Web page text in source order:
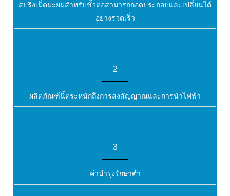
สปริงเม็ดมะยมสำหรับขั้วต่อสามารถถอดประกอบและเปลี่ยนได้
อย่างรวดเร็ว
2
ผลิตภัณฑ์นี้ตระหนักถึงการส่งสัญญาณและการนำไฟฟ้า
3
ค่าบำรุงรักษาต่ำ